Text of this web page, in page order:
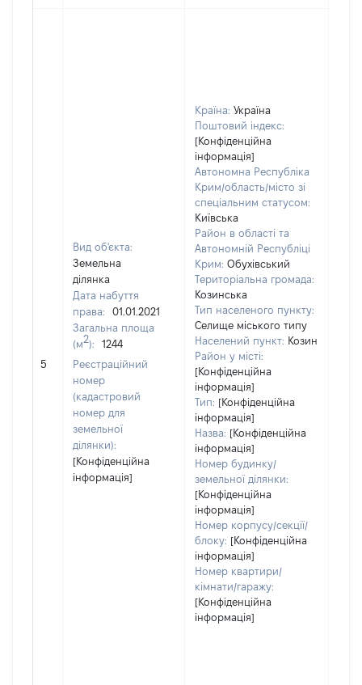
5
Вид об'єкта:
Земельна
ділянка
Дата набуття
права:
01.01.2021
Загальна площа
(м2):
1244
Реєстраційний
номер
(кадастровий
номер для
земельної
ділянки):
[Конфіденційна
інформація]
Країна: Україна
Поштовий індекс:
[Конфіденційна
інформація]
Автономна Республіка
Крим/область/місто зі
спеціальним статусом:
Київська
Район в області та
Автономній Республіці
Крим: Обухівський
Територіальна громада:
Козинська
Тип населеного пункту:
Селище міського типу
Населений пункт: Козин
Район у місті:
[Конфіденційна
інформація]
Тип: [Конфіденційна
інформація]
Назва: [Конфіденційна
інформація]
Номер будинку/
земельної ділянки:
[Конфіденційна
інформація]
Номер корпусу/секції/
блоку: [Конфіденційна
інформація]
Номер квартири/
кімнати/гаражу:
[Конфіденційна
інформація]